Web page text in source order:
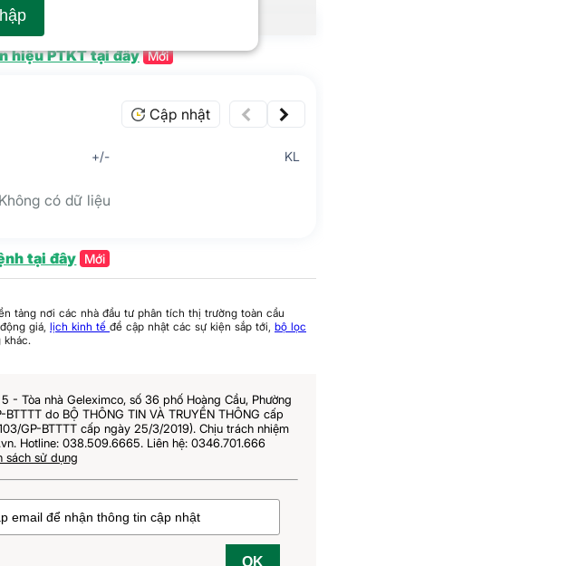
hiệu PTKT tại đây Mới
Cập nhật
+/- KL
có dữ liệu
tại đây Mới
tảng nơi các nhà đầu tư phân tích thị trường toàn cầu
giá, lịch kinh tế để cập nhật các sự kiện sắp tới, bộ lọc
khác.
- Tòa nhà Geleximco, số 36 phố Hoàng Cầu, Phường
do BỘ THÔNG TIN VÀ TRUYỀN THÔNG cấp
GP-BTTTT cấp ngày 25/3/2019). Chịu trách nhiệm
Hotline: 038.509.6665. Liên hệ: 0346.701.666
sách sử dụng
OK